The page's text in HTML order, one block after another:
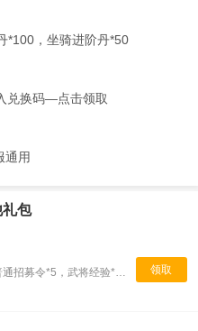
*100，坐骑进阶丹*50
换码—点击领取
通用
礼包
领取
礼包详情：1元真充卡*5，普通招募令*5，武将经验*5000